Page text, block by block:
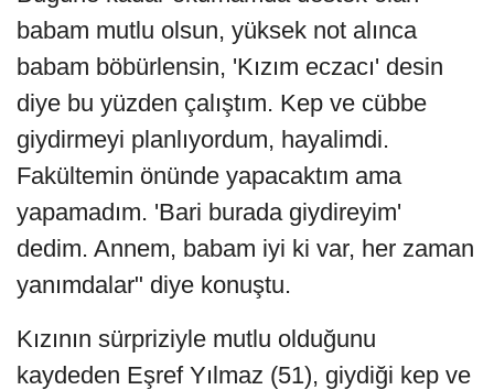
babam mutlu olsun, yüksek not alınca
babam böbürlensin, 'Kızım eczacı' desin
diye bu yüzden çalıştım. Kep ve cübbe
giydirmeyi planlıyordum, hayalimdi.
Fakültemin önünde yapacaktım ama
yapamadım. 'Bari burada giydireyim'
dedim. Annem, babam iyi ki var, her zaman
yanımdalar" diye konuştu.
Kızının sürpriziyle mutlu olduğunu
kaydeden Eşref Yılmaz (51), giydiği kep ve